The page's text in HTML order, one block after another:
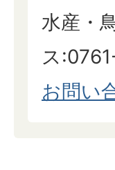
水産・
ス
お問い